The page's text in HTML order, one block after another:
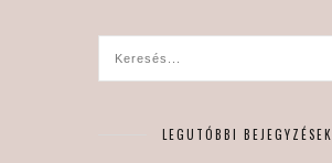
LEGUTÓBBI BEJEGYZÉSEK